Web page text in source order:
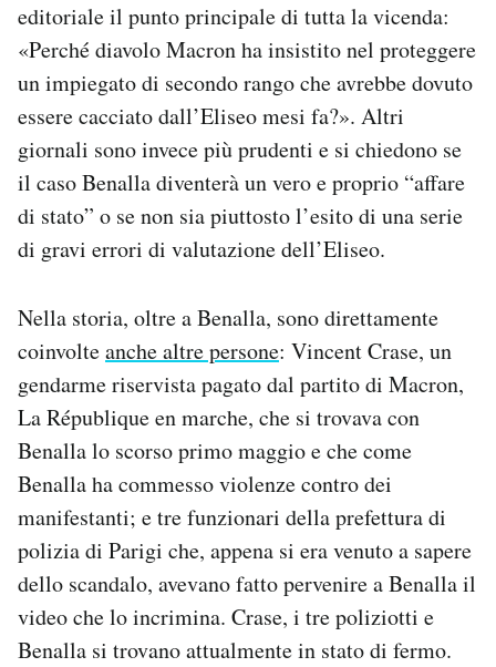
editoriale il punto principale di tutta la vicenda:
«Perché diavolo Macron ha insistito nel proteggere
un impiegato di secondo rango che avrebbe dovuto
essere cacciato dall’Eliseo mesi fa?». Altri
giornali sono invece più prudenti e si chiedono se
il caso Benalla diventerà un vero e proprio “affare
di stato” o se non sia piuttosto l’esito di una serie
di gravi errori di valutazione dell’Eliseo.
Nella storia, oltre a Benalla, sono direttamente
coinvolteanche altre persone: Vincent Crase, un
gendarme riservista pagato dal partito di Macron,
La République en marche, che si trovava con
Benalla lo scorso primo maggio e che come
Benalla ha commesso violenze contro dei
manifestanti; e tre funzionari della prefettura di
polizia di Parigi che, appena si era venuto a sapere
dello scandalo, avevano fatto pervenire a Benalla il
video che lo incrimina. Crase, i tre poliziotti e
Benalla si trovano attualmente in stato di fermo.